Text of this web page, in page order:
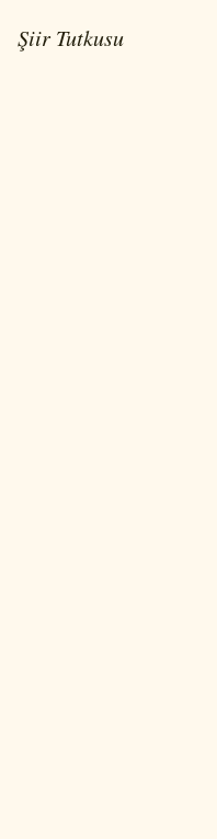
Şiir Tutkusu